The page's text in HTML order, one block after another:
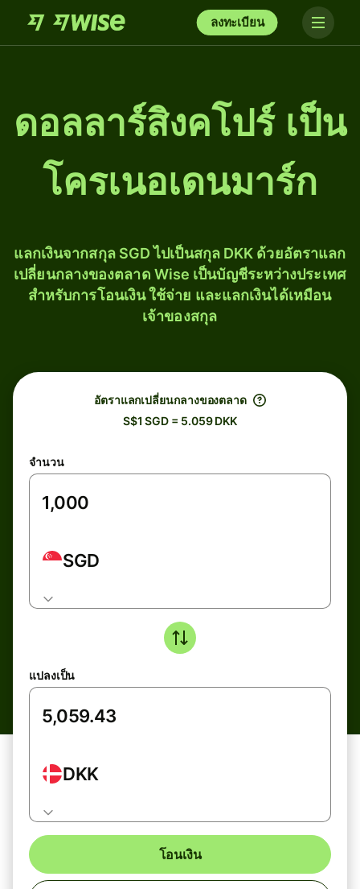
ลงทะเบียน
ดอลลาร์สิงคโปร์ เป็น
โครเนอเดนมาร์ก
แลกเงินจากสกุล SGD ไปเป็นสกุล DKK ด้วยอัตราแลก
เปลี่ยนกลางของตลาด Wise เป็นบัญชีระหว่างประเทศ
สำหรับการโอนเงิน ใช้จ่าย และแลกเงินได้เหมือน
เจ้าของสกุล
อัตราแลกเปลี่ยนกลางของตลาด
S$1 SGD = 5.059 DKK
จำนวน
SGD
แปลงเป็น
DKK
โอนเงิน